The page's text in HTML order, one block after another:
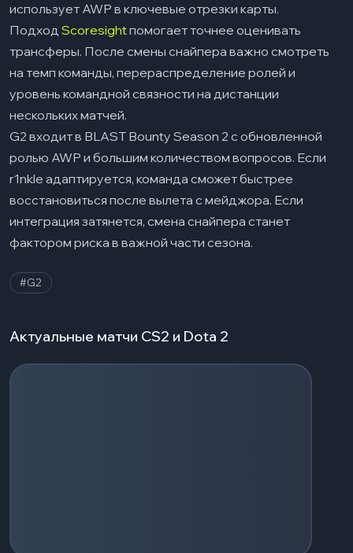
использует AWP в ключевые отрезки карты.
Подход Scoresightпомогает точнее оценивать
трансферы. После смены снайпера важно смотреть
на темп команды, перераспределение ролей и
уровень командной связности на дистанции
нескольких матчей.
G2 входит в BLAST Bounty Season 2 с обновленной
ролью AWP и большим количеством вопросов. Если
r1nkle адаптируется, команда сможет быстрее
восстановиться после вылета с мейджора. Если
интеграция затянется, смена снайпера станет
фактором риска в важной части сезона.
#G2
Актуальные матчи CS2 и Dota 2
Загрузка событий...